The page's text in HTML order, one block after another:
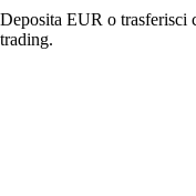
Deposita EUR o trasferisci
trading.